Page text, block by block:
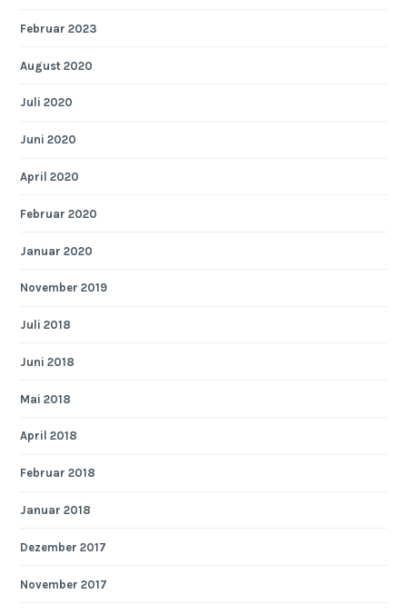
Februar 2023
August 2020
Juli 2020
Juni 2020
April 2020
Februar 2020
Januar 2020
November 2019
Juli 2018
Juni 2018
Mai 2018
April 2018
Februar 2018
Januar 2018
Dezember 2017
November 2017